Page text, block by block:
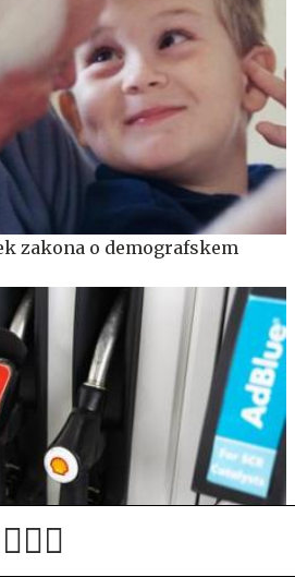
zakona o demografskem